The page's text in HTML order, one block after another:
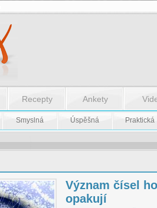
Recepty Ankety
Smyslná Úspěšná Praktická
Význam čísel
opakují